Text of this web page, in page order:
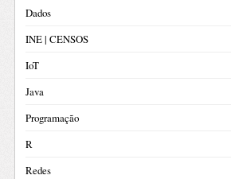
Dados
INE | CENSOS
IoT
Java
Programação
R
Redes